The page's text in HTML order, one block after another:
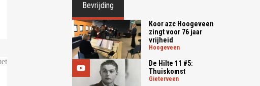
Bevrijding
Koor azc Hoogeveen
zingt voor 76 jaar
vrijheid
hoogeveen
De Hilte 11 #5:
Thuiskomst
gieterveen